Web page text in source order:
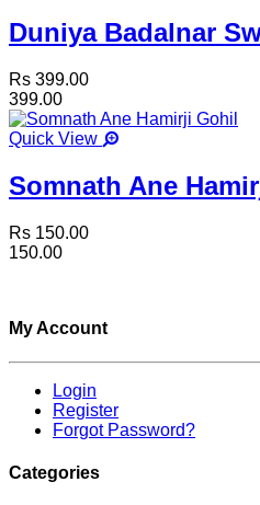
Duniya Badalnar
Rs 399.00
399.00
Quick View
Somnath Ane
Rs 150.00
150.00
My Account
Login
Register
Forgot Password?
Categories